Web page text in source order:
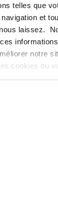
telles que
et
laissez.
notre
cookies ou
si vous ne
cookies que
nous
afin de
numéros
de TS